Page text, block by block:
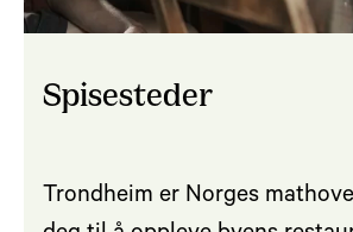
Spisesteder
Trondheim er Norges